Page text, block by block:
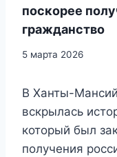
поскорее
гражданство
5 марта 2026
В Ханты-
вскрылась
который был
получения